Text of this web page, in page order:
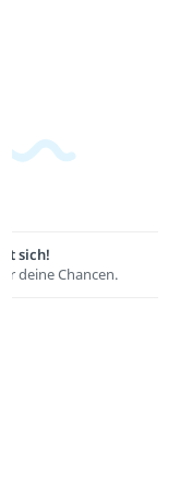
sich!
deine Chancen.